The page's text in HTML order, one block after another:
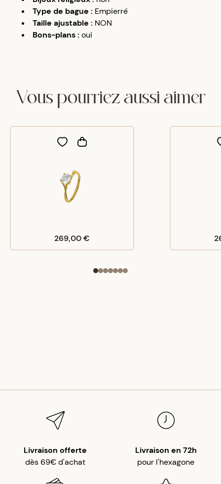
Type de bague : Empierré
Taille ajustable : NON
Bons-plans: oui
Vous pourriez aussi aimer
269,00 €
Livraison offerte
dès 69€ d'achat
Livraison en 72h
pour l'hexagone